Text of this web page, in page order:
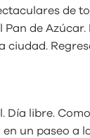
de
de
Día libre.
un paseo a